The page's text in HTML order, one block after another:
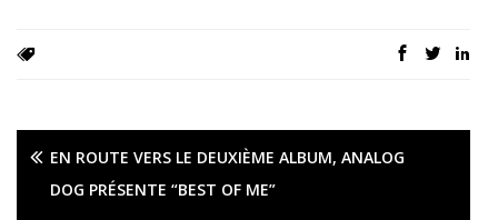
EN ROUTE VERS LE DEUXIÈME ALBUM, ANALOG
DOG PRÉSENTE “BEST OF ME”